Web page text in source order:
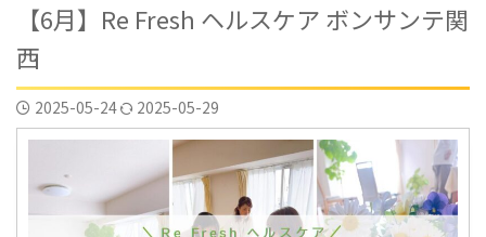
【6月】Re Fresh ヘルスケア ボンサンテ関
西
2025-05-24 2025-05-29